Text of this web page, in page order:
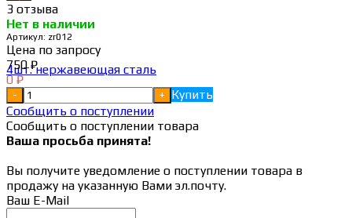
3 отзыва
Нет в наличии
Артикул: zr012
Цена по запросу
750₽
0₽
- +
Купить
Сообщить о поступлении
Сообщить о поступлении товара
Ваша просьба принята!
Вы получите уведомление о поступлении товара в
продажу на указанную Вами эл.почту.
Ваш E-Mail